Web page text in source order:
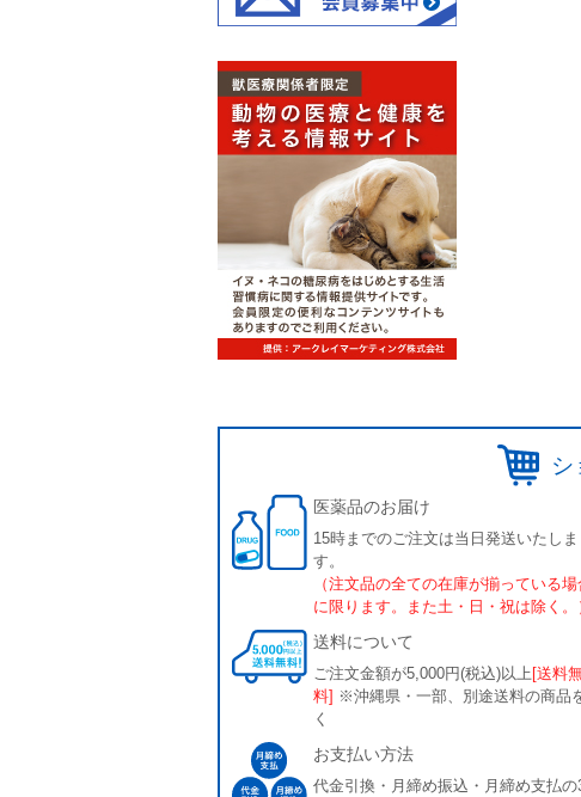
シ
医薬品のお届け
15時までのご注文は当日発送いたしま
す。
（注文品の全ての在庫が揃っている場
に限ります。また土・日・祝は除く。
送料について
ご注文金額が5,000円(税込)以上 [送料
料] ※沖縄県・一部、別途送料の商品
く
お支払い方法
代金引換・月締め振込・月締め支払の